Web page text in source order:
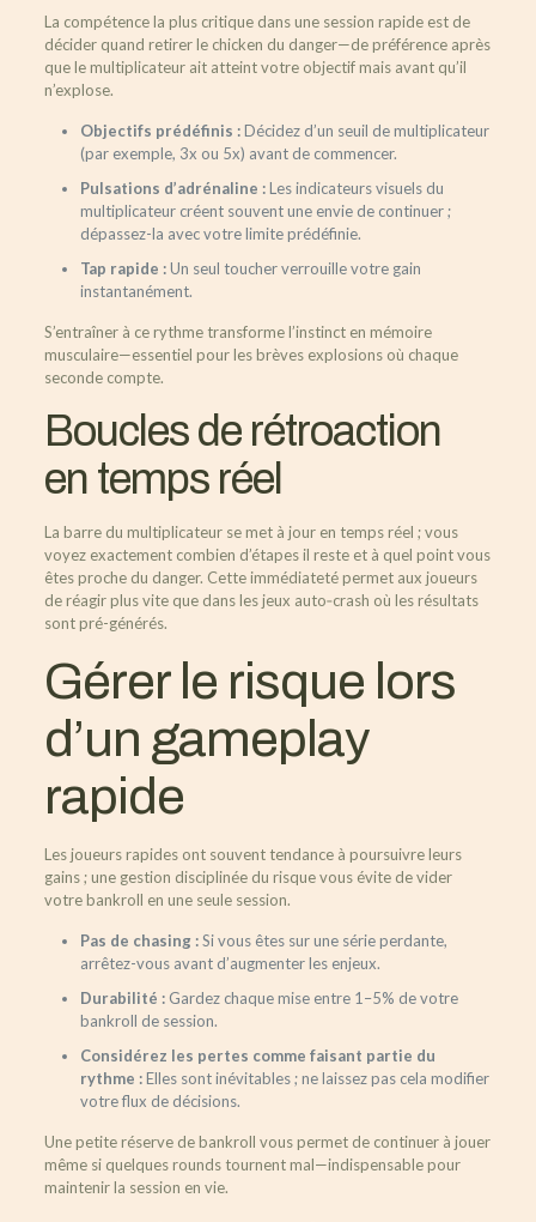
La compétence la plus critique dans une session rapide est de
décider quand retirer le chicken du danger—de préférence après
que le multiplicateur ait atteint votre objectif mais avant qu’il
n’explose.
Objectifs prédéfinis :Décidez d’un seuil de multiplicateur
(par exemple, 3x ou 5x) avant de commencer.
Pulsations d’adrénaline :Les indicateurs visuels du
multiplicateur créent souvent une envie de continuer ;
dépassez-la avec votre limite prédéfinie.
Tap rapide :Un seul toucher verrouille votre gain
instantanément.
S’entraîner à ce rythme transforme l’instinct en mémoire
musculaire—essentiel pour les brèves explosions où chaque
seconde compte.
Boucles de rétroaction
en temps réel
La barre du multiplicateur se met à jour en temps réel ; vous
voyez exactement combien d’étapes il reste et à quel point vous
êtes proche du danger. Cette immédiateté permet aux joueurs
de réagir plus vite que dans les jeux auto‑crash où les résultats
sont pré-générés.
Gérer le risque lors
d’un gameplay
rapide
Les joueurs rapides ont souvent tendance à poursuivre leurs
gains ; une gestion disciplinée du risque vous évite de vider
votre bankroll en une seule session.
Pas de chasing :Si vous êtes sur une série perdante,
arrêtez-vous avant d’augmenter les enjeux.
Durabilité :Gardez chaque mise entre 1–5% de votre
bankroll de session.
Considérez les pertes comme faisant partie du
rythme :Elles sont inévitables ; ne laissez pas cela modifier
votre flux de décisions.
Une petite réserve de bankroll vous permet de continuer à jouer
même si quelques rounds tournent mal—indispensable pour
maintenir la session en vie.